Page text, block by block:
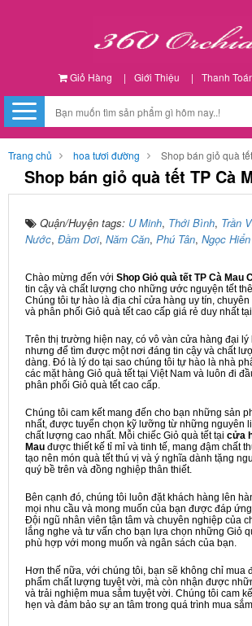
Giỏ Hàng | Giới Thiệu | Thanh
Trang chủ hoa tươi đường Shop bán giỏ quà
Shop bán giỏ quà tết TP Cà
Quận/Huyện tags: U Minh, Thới Bình, Trần
Nước, Đầm Dơi, Năm Căn, Phú Tân, Ngọc Hiển
Chào mừng đến với Shop Giỏ quà tết TP Cà Mau
tin cậy và chất lượng cho những ước nguyện tết
Chúng tôi tự hào là địa chỉ cửa hàng uy tín,
và phân phối Giỏ quà tết cao cấp giá rẻ duy nhất
Trên thị trường hiện nay, có vô vàn cửa hàng đại lý
nhưng để tìm được một nơi đáng tin cậy và chất
dàng. Đó là lý do tại sao chúng tôi tự hào là nhà
các mặt hàng Giỏ quà tết tại Việt Nam và luôn đi
phân phối Giỏ quà tết cao cấp.
Chúng tôi cam kết mang đến cho bạn những sản
nhất, được tuyển chọn kỹ lưỡng từ những nguyên
chất lượng cao nhất. Mỗi chiếc Giỏ quà tết tại cửa
Mau được thiết kế tỉ mỉ và tinh tế, mang đậm chất
tạo nên món quà tết thú vị và ý nghĩa dành tặng
quý bề trên và đồng nghiệp thân thiết.
Bên cạnh đó, chúng tôi luôn đặt khách hàng lên
mọi nhu cầu và mong muốn của bạn được đáp
Đội ngũ nhân viên tận tâm và chuyên nghiệp của
lắng nghe và tư vấn cho bạn lựa chọn những Giỏ
phù hợp với mong muốn và ngân sách của bạn.
Hơn thế nữa, với chúng tôi, bạn sẽ không chỉ mua
phẩm chất lượng tuyệt vời, mà còn nhận được
và trải nghiệm mua sắm tuyệt vời. Chúng tôi cam
hẹn và đảm bảo sự an tâm trong quá trình mua